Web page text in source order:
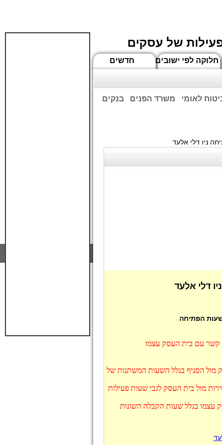
של עסקים
חדשים חלוקה לפי ישובים
בנקים משרד הפנים לאומי
ניו דלי אלעד
דלי אלעד
הפתיחה
קשר עם בית העסק עצמו
מול הסניף בגלל השעות המשתנות של
מול בית העסק לגבי שעות פעילות
עצמו בגלל שעות הקבלה השונות